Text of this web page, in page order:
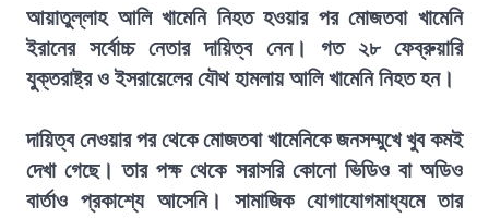
আয়াতুল্লাহ আলি খামেনি নিহত হওয়ার পর মোজতবা খামেনি
ইরানের সর্বোচ্চ নেতার দায়িত্ব নেন। গত ২৮ ফেব্রুয়ারি
যুক্তরাষ্ট্র ও ইসরায়েলের যৌথ হামলায় আলি খামেনি নিহত হন।
দায়িত্ব নেওয়ার পর থেকে মোজতবা খামেনিকে জনসম্মুখে খুব কমই
দেখা গেছে। তার পক্ষ থেকে সরাসরি কোনো ভিডিও বা অডিও
বার্তাও প্রকাশ্যে আসেনি। সামাজিক যোগাযোগমাধ্যমে তার